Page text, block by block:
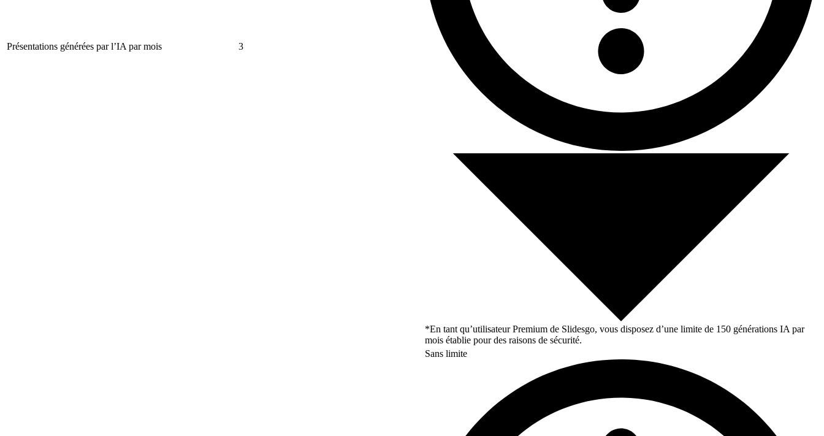
Présentations générées par l’IA par mois 3
*En tant qu’utilisateur Premium de Slidesgo, vous disposez d’une limite de 150 générations IA par
mois établie pour des raisons de sécurité.
Sans limite